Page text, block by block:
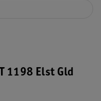
1198 Elst Gld